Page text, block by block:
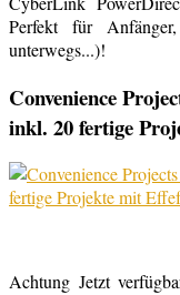
Perfekt für
unterwegs...)!
Convenience
inkl. 20 fertige
Achtung Jetzt